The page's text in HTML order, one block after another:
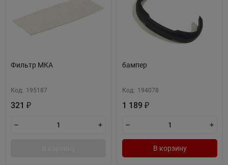
Фильтр МКА
Код: 195187
321 ₽
бампер
Код: 194078
1 189 ₽
В корзину